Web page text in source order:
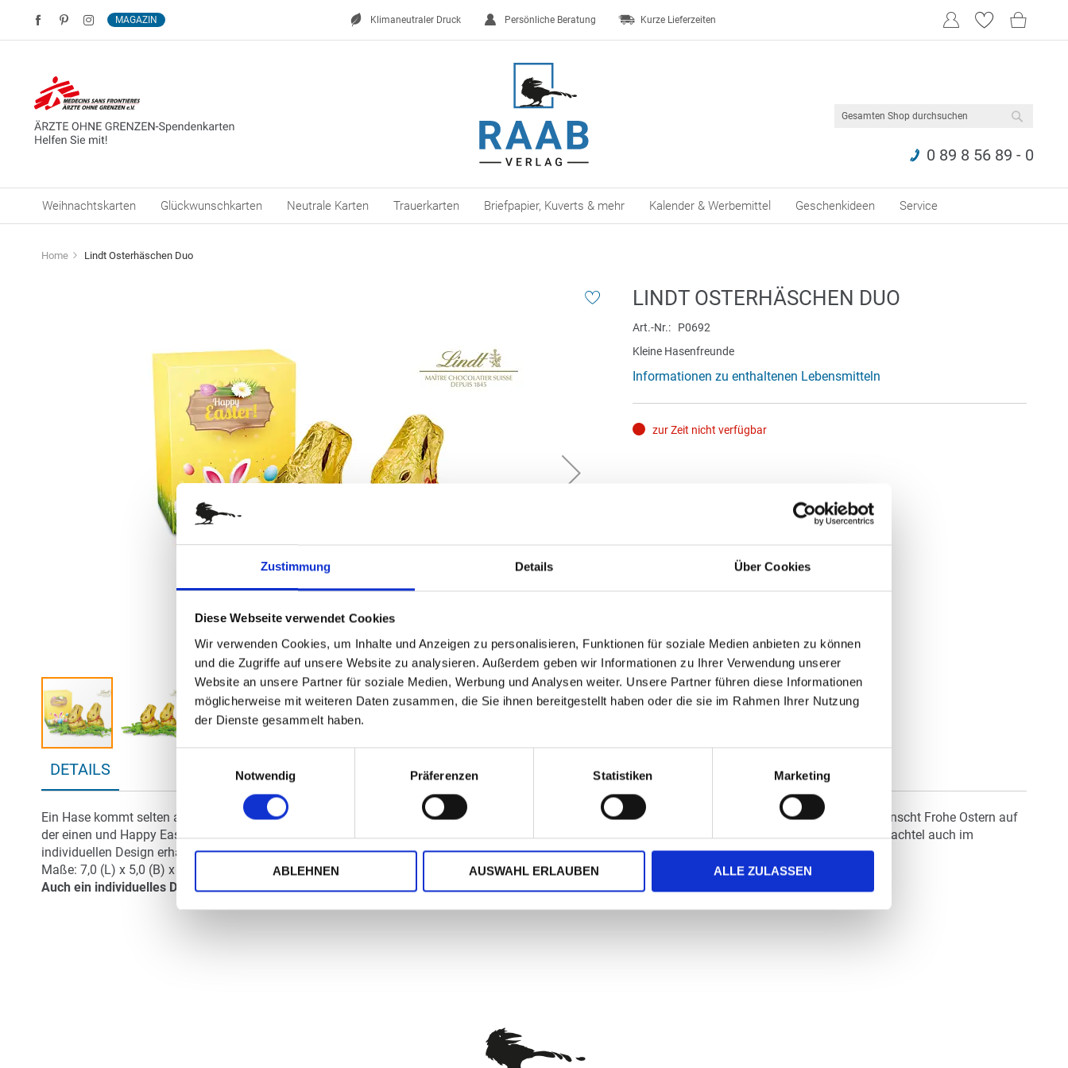
Zustimmung Details Über Cookies
Diese Webseite verwendet Cookies
Wir verwenden Cookies, um Inhalte und Anzeigen zu personalisieren, Funktionen für soziale Medien anbieten zu können
und die Zugriffe auf unsere Website zu analysieren. Außerdem geben wir Informationen zu Ihrer Verwendung unserer
Website an unsere Partner für soziale Medien, Werbung und Analysen weiter. Unsere Partner führen diese Informationen
möglicherweise mit weiteren Daten zusammen, die Sie ihnen bereitgestellt haben oder die sie im Rahmen Ihrer Nutzung
der Dienste gesammelt haben.
Notwendig
Präferenzen Statistiken Marketing
ABLEHNEN AUSWAHL ERLAUBEN ALLE ZULASSEN
Klimaneutraler Druck Persönliche Beratung Kurze Lieferzeiten
MAGAZIN
0 89 8 56 89 - 0
Weihnachtskarten Glückwunschkarten Neutrale Karten Trauerkarten Briefpapier, Kuverts & mehr Kalender & Werbemittel Geschenkideen Service
Home Lindt Osterhäschen Duo
Anfang
der
Bildergalerie
springen
LINDT OSTERHÄSCHEN DUO
Art.-Nr.
P0692
Kleine Hasenfreunde
Informationen zu enthaltenen Lebensmitteln
zur Zeit nicht verfügbar
DETAILS
Ein Hase kommt selten allein. Also passen Sie auf, dass Ihnen keiner der beiden Lindt Goldhasen (je 10 g) aus der Schachtel hüpft. Die Faltschachtel wünscht Frohe Ostern auf
der einen und Happy Easter auf der anderen Seite und beherbergt 1 Vollmilch Goldhasen und 1 weiße Schokolade Goldhasen auf grünem Sizzle. Faltschachtel auch im
individuellen Design erhältlich.
Maße: 7,0 (L) x 5,0 (B) x 5,0 (H) cm . Gewicht ca. 100 g.
Auch ein individuelles Design der Schachtel ist möglich (Mindestauflage 250 Stück)